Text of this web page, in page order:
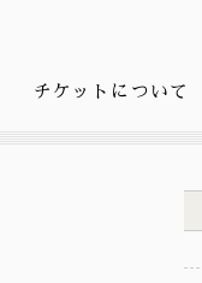
チケットについて